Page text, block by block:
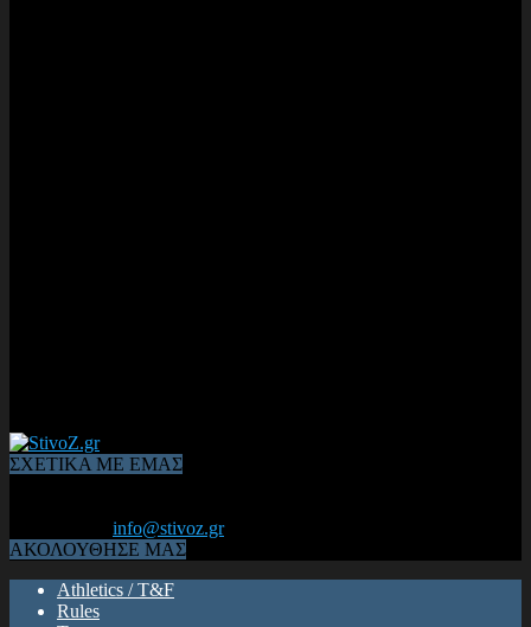
ΣΧΕΤΙΚΑ ΜΕ ΕΜΑΣ
info@stivoz.gr
ΑΚΟΛΟΥΘΗΣΕ ΜΑΣ
Athletics / T&F
Rules